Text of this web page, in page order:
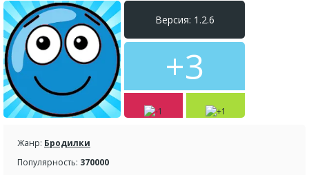
Версия: 1.2.6
+3
Жанр: Бродилки
Популярность: 370000